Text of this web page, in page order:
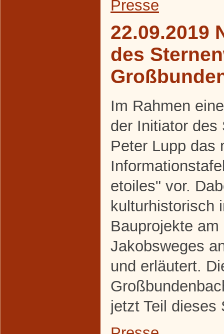
Presse
22.09.2019
des
Im Rahmen
der Initiator des
Peter Lupp das
etoiles" vor.
kulturhistorisch
Bauprojekte
Jakobsweges
und erläutert.
jetzt Teil dieses